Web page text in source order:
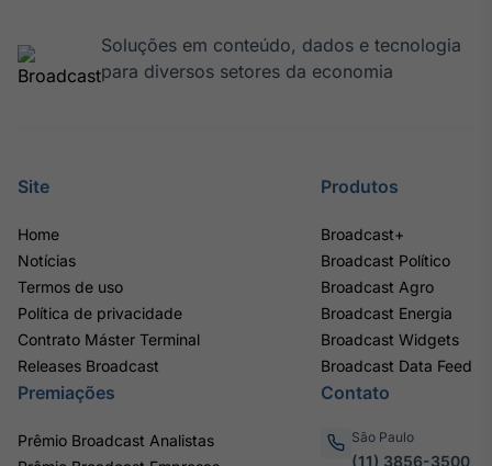
Soluções em conteúdo, dados e tecnologia
para diversos setores da economia
Site
Home
Notícias
Termos de uso
Política de privacidade
Contrato Máster Terminal
Releases Broadcast
Produtos
Broadcast+
Broadcast Político
Broadcast Agro
Broadcast Energia
Broadcast Widgets
Broadcast Data Feed
Premiações
Prêmio Broadcast Analistas
Contato
São Paulo
(11) 3856-3500